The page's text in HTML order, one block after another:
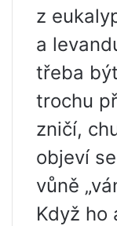
z
a
třeba
trochu
zničí,
objeví
vůně
Když ho